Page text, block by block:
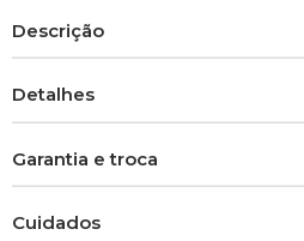
Descrição
Detalhes
Garantia e troca
Cuidados